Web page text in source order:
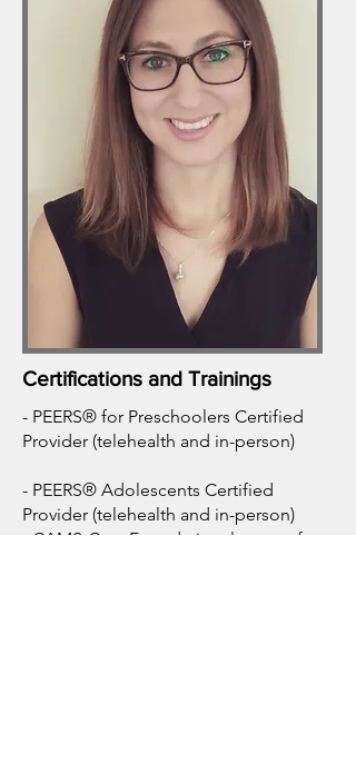
Certifications and Trainings
- PEERS® for Preschoolers Certified
Provider (telehealth and in-person)
- PEERS® Adolescents Certified
Provider (telehealth and in-person)
- CAMS-Care Foundational course for